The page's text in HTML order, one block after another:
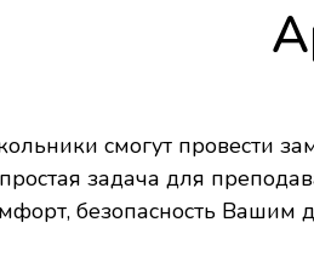
смогут провести
задача для
безопасность Вашим